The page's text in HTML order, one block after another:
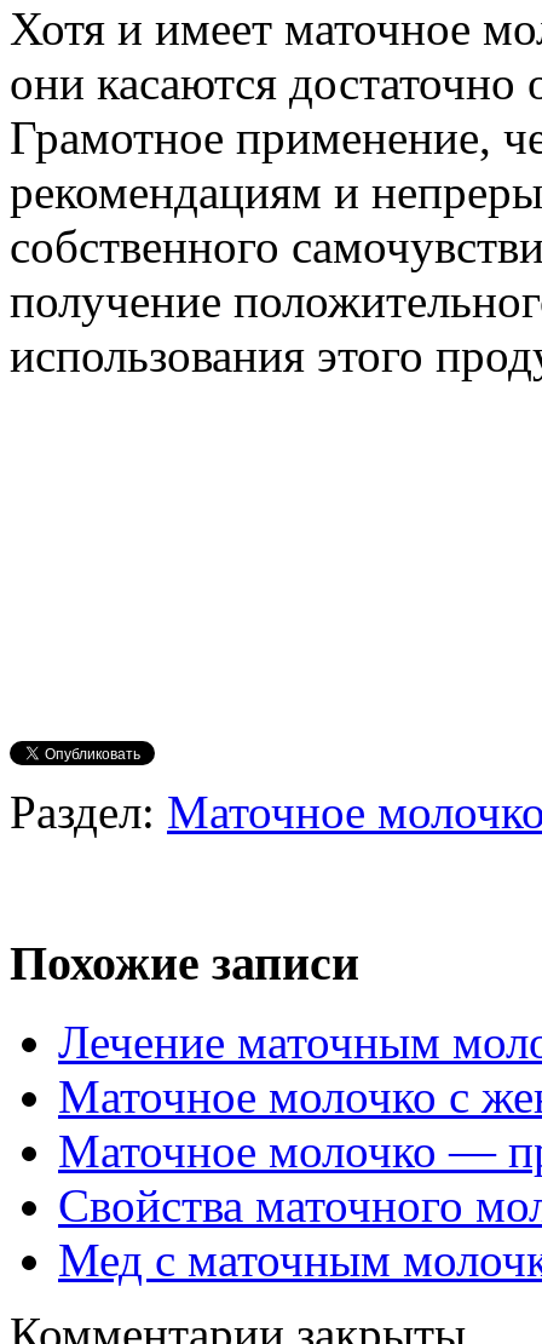
Хотя и имеет маточное
они касаются
Грамотное применение,
рекомендациям и
собственного
получение
использования этого
Раздел: Маточное
Похожие записи
Лечение маточным
Маточное молочко с
Маточное молочко —
Свойства маточного
Мед с маточным